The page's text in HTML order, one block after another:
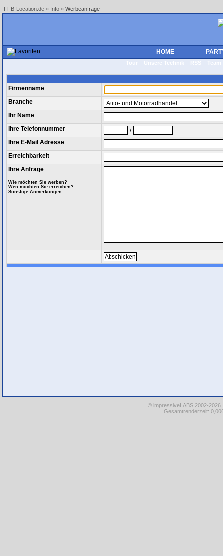
FFB-Location.de » Info » Werbeanfrage
HOME
Tour Unsere Technik RSS
Firmenname
Branche
Ihr Name
Ihre Telefonnummer
/
Ihre E-Mail Adresse
Erreichbarkeit
Ihre Anfrage
Wie möchten Sie werben?
Wen möchten Sie erreichen?
Sonstige Anmerkungen
© impressiveLABS 2002-
Gesamtrenderzeit: